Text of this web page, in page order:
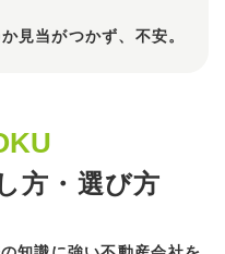
見当がつかず、不安。
方・選び方